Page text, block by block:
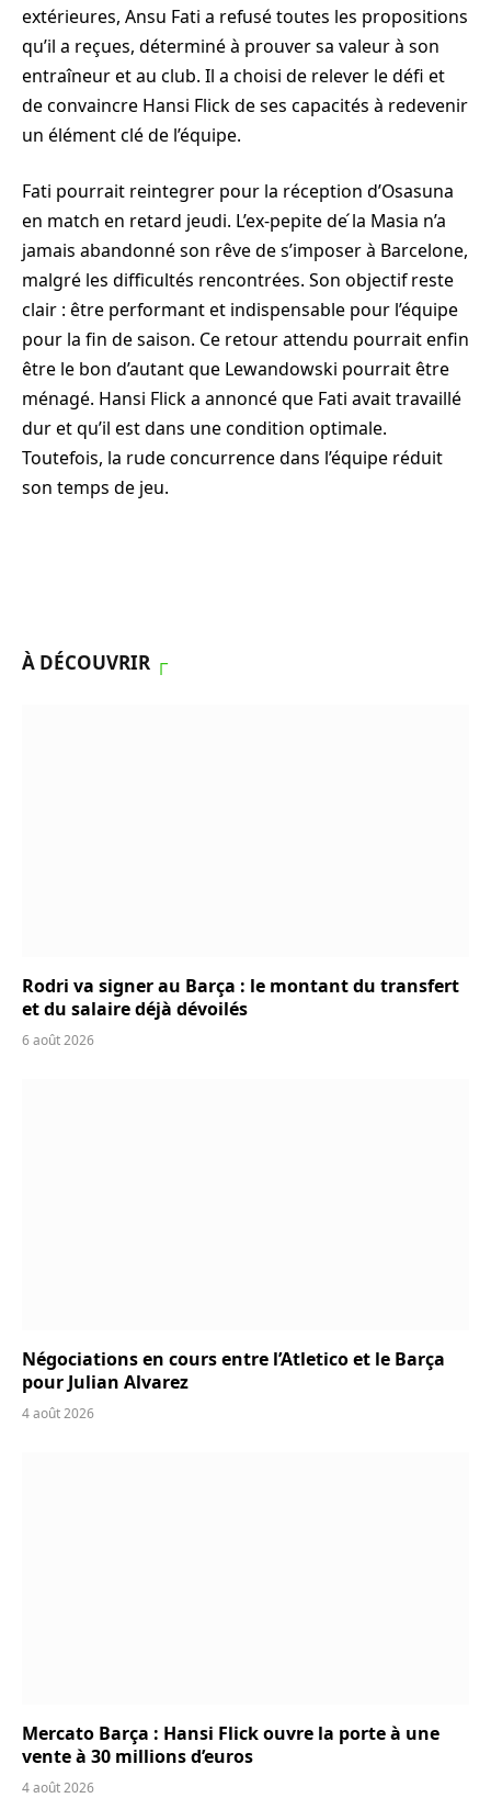
extérieures, Ansu Fati a refusé toutes les propositions
qu’il a reçues, déterminé à prouver sa valeur à son
entraîneur et au club. Il a choisi de relever le défi et
de convaincre Hansi Flick de ses capacités à redevenir
un élément clé de l’équipe.
Fati pourrait reintegrer pour la réception d’Osasuna
en match en retard jeudi. L’ex-pepite de ́la Masia n’a
jamais abandonné son rêve de s’imposer à Barcelone,
malgré les difficultés rencontrées. Son objectif reste
clair : être performant et indispensable pour l’équipe
pour la fin de saison. Ce retour attendu pourrait enfin
être le bon d’autant que Lewandowski pourrait être
ménagé. Hansi Flick a annoncé que Fati avait travaillé
dur et qu’il est dans une condition optimale.
Toutefois, la rude concurrence dans l’équipe réduit
son temps de jeu.
À DÉCOUVRIR ┌
Rodri va signer au Barça : le montant du transfert
et du salaire déjà dévoilés
6 août 2026
Négociations en cours entre l’Atletico et le Barça
pour Julian Alvarez
4 août 2026
Mercato Barça : Hansi Flick ouvre la porte à une
vente à 30 millions d’euros
4 août 2026